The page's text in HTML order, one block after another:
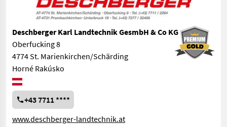
Deschberger Karl Landtechnik GesmbH & Co KG
Oberfucking 8
4774 St. Marienkirchen/Schärding
Horné Rakúsko
+43 7711 ****
www.deschberger-landtechnik.at